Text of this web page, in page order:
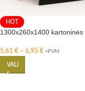
HOT
1300x260x1400
5,61 € – 6,95 € +PVM
VALI